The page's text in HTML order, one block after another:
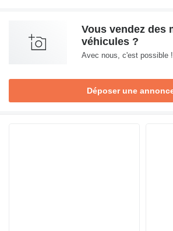
Vous vendez des
véhicules ?
Avec nous, c'est possible !
Déposer une